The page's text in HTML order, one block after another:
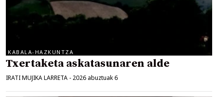
KABALA-HAZKUNTZA
Txertaketa askatasunaren alde
IRATI MUJIKA LARRETA - 2026 abuztuak 6